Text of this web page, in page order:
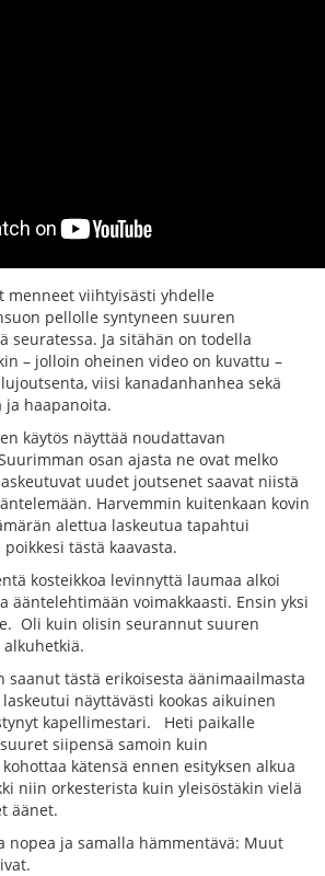
menneet viihtyisästi yhdelle
pellolle syntyneen suuren
seuratessa. Ja sitähän on todella
– jolloin oheinen video on kuvattu –
viisi kanadanhanhea sekä
ja haapanoita.
käytös näyttää noudattavan
osan ajasta ne ovat melko
uudet joutsenet saavat niistä
Harvemmin kuitenkaan kovin
alettua laskeutua tapahtui
tästä kaavasta.
kosteikkoa levinnyttä laumaa alkoi
ääntelehtimään voimakkaasti. Ensin yksi
Oli kuin olisin seurannut suuren
saanut tästä erikoisesta äänimaailmasta
näyttävästi kookas aikuinen
kapellimestari. Heti paikalle
siipensä samoin kuin
kätensä ennen esityksen alkua
niin orkesterista kuin yleisöstäkin vielä
äänet.
nopea ja samalla hämmentävä: Muut